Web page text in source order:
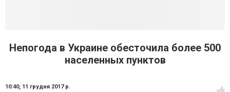
Непогода в Украине обесточила более 500
населенных пунктов
10:40, 11 грудня 2017 р.